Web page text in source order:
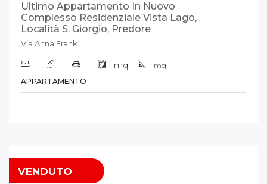
Ultimo Appartamento In Nuovo
Complesso Residenziale Vista Lago,
Località S. Giorgio, Predore
Via Anna Frank
- - - - mq - mq
APPARTAMENTO
VENDUTO